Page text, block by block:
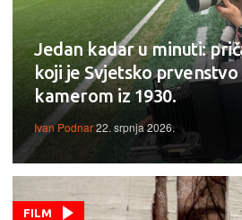
Jedan kadar u minuti:
koji je Svjetsko prvenstvo
kamerom iz 1930.
Ivan Podnar22. srpnja 2026.
FILM